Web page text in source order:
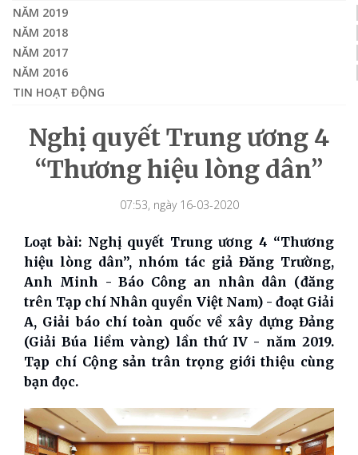
NĂM 2019
NĂM 2018
NĂM 2017
NĂM 2016
TIN HOẠT ĐỘNG
Nghị quyết Trung ương 4
“Thương hiệu lòng dân”
07:53, ngày 16-03-2020
Loạt bài: Nghị quyết Trung ương 4 “Thương
hiệu lòng dân”, nhóm tác giả Đăng Trường,
Anh Minh - Báo Công an nhân dân (đăng
trên Tạp chí Nhân quyền Việt Nam) - đoạt Giải
A, Giải báo chí toàn quốc về xây dựng Đảng
(Giải Búa liềm vàng) lần thứ IV - năm 2019.
Tạp chí Cộng sản trân trọng giới thiệu cùng
bạn đọc.